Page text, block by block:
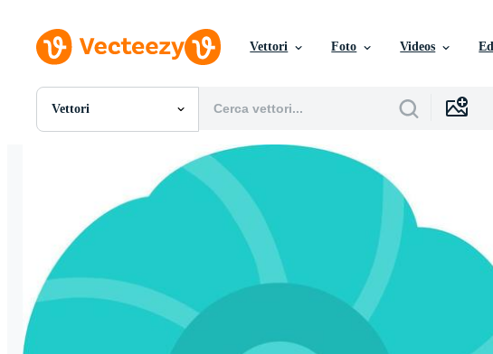
Vettori Foto Videos
Vettori
Tutte Immagini
SVGs
Modelli
Vettori
Motion graphics
Immagini Editoriali
Eventi Editoriali